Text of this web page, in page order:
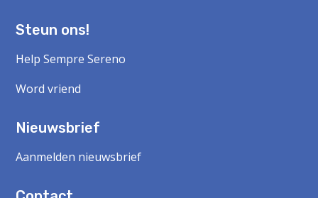
Steun ons!
Help Sempre Sereno
Word vriend
Nieuwsbrief
Aanmelden nieuwsbrief